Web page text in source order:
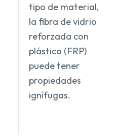
tipo de material,
la fibra de vidrio
reforzada con
plástico (FRP)
puede tener
propiedades
ignífugas.